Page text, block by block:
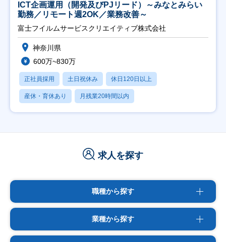
ICT企画運用（開発及びPJリード）～みなとみらい
勤務／リモート週2OK／業務改善～
富士フイルムサービスクリエイティブ株式会社
神奈川県
600万~830万
正社員採用 土日祝休み 休日120日以上
産休・育休あり 月残業20時間以内
求人を探す
職種から探す
業種から探す